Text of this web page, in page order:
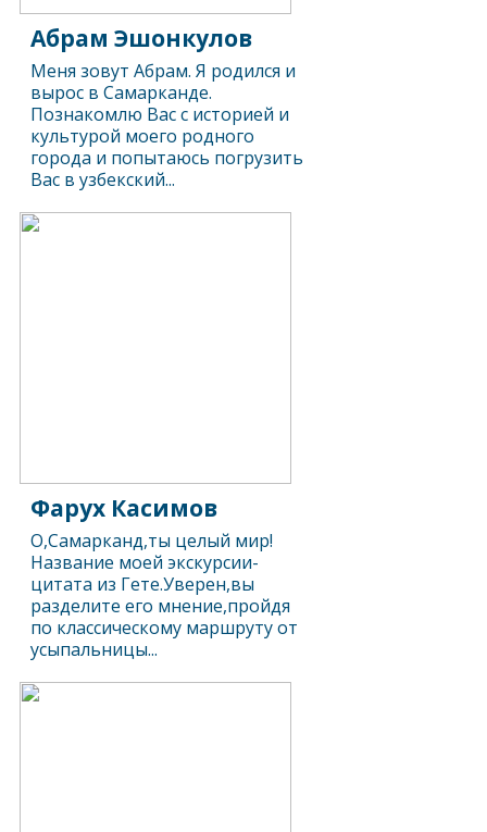
Абрам Эшонкулов
Меня зовут Абрам. Я родился и
вырос в Самарканде.
Познакомлю Вас с историей и
культурой моего родного
города и попытаюсь погрузить
Вас в узбекский...
Фарух Касимов
О,Самарканд,ты целый мир!
Название моей экскурсии-
цитата из Гете.Уверен,вы
разделите его мнение,пройдя
по классическому маршруту от
усыпальницы...